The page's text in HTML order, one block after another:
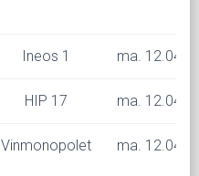
Ineos 1 ma. 12.04
HIP 17 ma. 12.04
Vinmonopolet ma. 12.04